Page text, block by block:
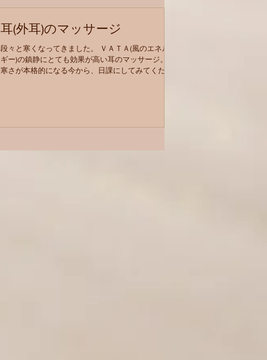
耳(外耳)のマッサージ
段々と寒くなってきました。 ＶＡＴＡ(風のエネル
ギー)の鎮静にとても効果が高い耳のマッサージ。
寒さが本格的になる今から、日課にしてみてくださ